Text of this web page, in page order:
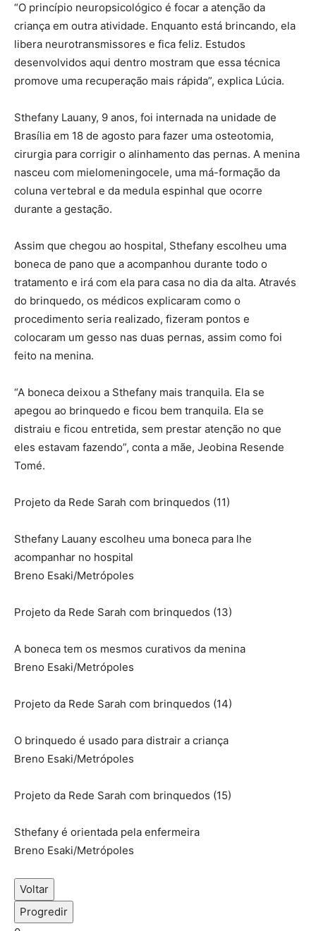
“O princípio neuropsicológico é focar a atenção da
criança em outra atividade. Enquanto está brincando, ela
libera neurotransmissores e fica feliz. Estudos
desenvolvidos aqui dentro mostram que essa técnica
promove uma recuperação mais rápida”, explica Lúcia.
Sthefany Lauany, 9 anos, foi internada na unidade de
Brasília em 18 de agosto para fazer uma osteotomia,
cirurgia para corrigir o alinhamento das pernas. A menina
nasceu com mielomeningocele, uma má-formação da
coluna vertebral e da medula espinhal que ocorre
durante a gestação.
Assim que chegou ao hospital, Sthefany escolheu uma
boneca de pano que a acompanhou durante todo o
tratamento e irá com ela para casa no dia da alta. Através
do brinquedo, os médicos explicaram como o
procedimento seria realizado, fizeram pontos e
colocaram um gesso nas duas pernas, assim como foi
feito na menina.
“A boneca deixou a Sthefany mais tranquila. Ela se
apegou ao brinquedo e ficou bem tranquila. Ela se
distraiu e ficou entretida, sem prestar atenção no que
eles estavam fazendo”, conta a mãe, Jeobina Resende
Tomé.
Projeto da Rede Sarah com brinquedos (11)
Sthefany Lauany escolheu uma boneca para lhe
acompanhar no hospital
Breno Esaki/Metrópoles
Projeto da Rede Sarah com brinquedos (13)
A boneca tem os mesmos curativos da menina
Breno Esaki/Metrópoles
Projeto da Rede Sarah com brinquedos (14)
O brinquedo é usado para distrair a criança
Breno Esaki/Metrópoles
Projeto da Rede Sarah com brinquedos (15)
Sthefany é orientada pela enfermeira
Breno Esaki/Metrópoles
Voltar
Progredir